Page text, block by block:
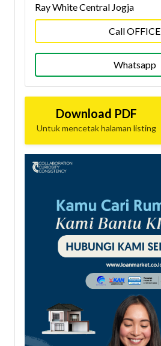
Ray White Central Jogja
Call OFFICE
Whatsapp
Download PDF
Untuk mencetak halaman listing